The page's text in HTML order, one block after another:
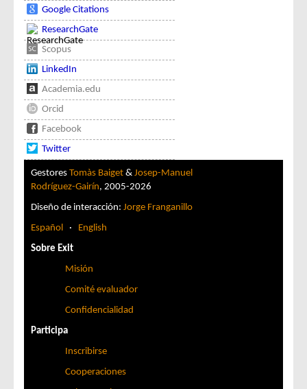
Google Citations
ResearchGate
Scopus
LinkedIn
Academia.edu
Orcid
Facebook
Twitter
Gestores Tomàs Baiget & Josep-Manuel
Rodríguez-Gairín, 2005-2026
Diseño de interacción: Jorge Franganillo
Español · English
Sobre Exit
Misión
Comité evaluador
Confidencialidad
Participa
Inscribirse
Cooperaciones